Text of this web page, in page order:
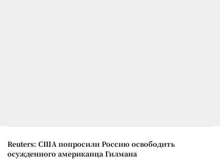
Reuters: США попросили Россию освободить
осужденного американца Гилмана